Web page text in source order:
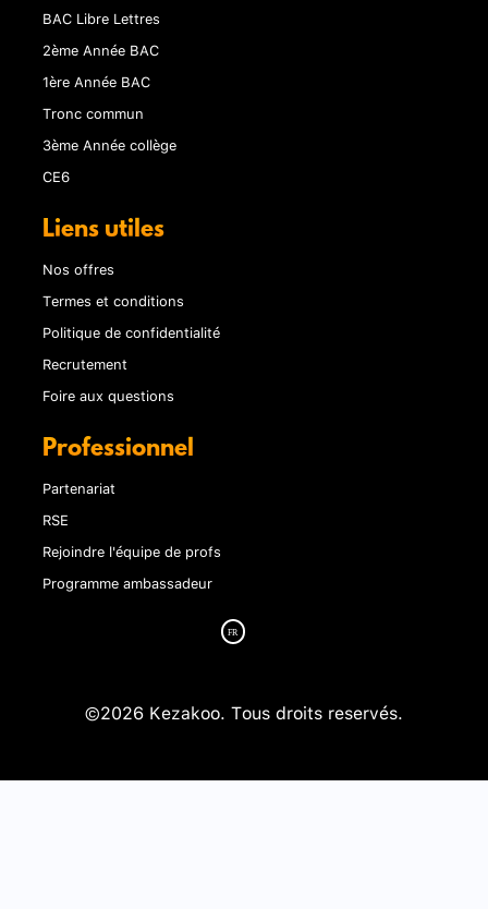
BAC Libre Lettres
2ème Année BAC
1ère Année BAC
Tronc commun
3ème Année collège
CE6
Liens utiles
Nos offres
Termes et conditions
Politique de confidentialité
Recrutement
Foire aux questions
Professionnel
Partenariat
RSE
Rejoindre l'équipe de profs
Programme ambassadeur
©2026 Kezakoo. Tous droits reservés.